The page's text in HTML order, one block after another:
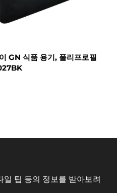
GN 식품 용기, 폴리프로필
일 팁 등의 정보를 받아보려